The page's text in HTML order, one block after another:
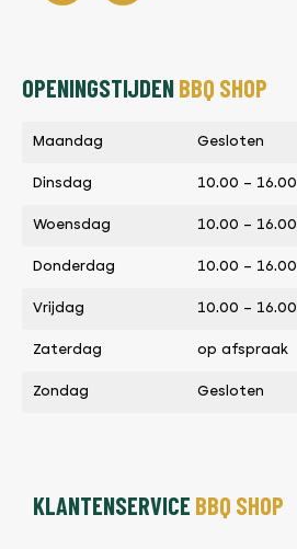
OPENINGSTIJDENBBQ SHOP
Maandag Gesloten
Dinsdag 10.00 – 16.00
Woensdag 10.00 – 16.00
Donderdag 10.00 – 16.00
Vrijdag 10.00 – 16.00
Zaterdag op afspraak
Zondag Gesloten
KLANTENSERVICE BBQ SHOP